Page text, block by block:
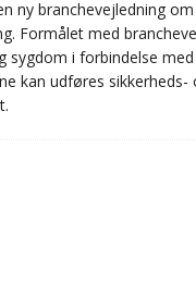
ny branchevejledning
Formålet med
sygdom i forbindelse
kan udføres